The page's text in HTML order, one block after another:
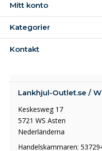
Mitt konto
Kategorier
Kontakt
Lankhjul-Outlet.se /
Keskesweg 17
5721 WS Asten
Nederländerna
Handelskammaren: